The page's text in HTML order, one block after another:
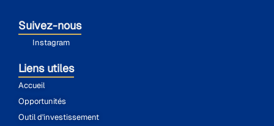
Suivez-nous
Instagram
Liens utiles
Accueil
Opportunités
Outil d'investissement